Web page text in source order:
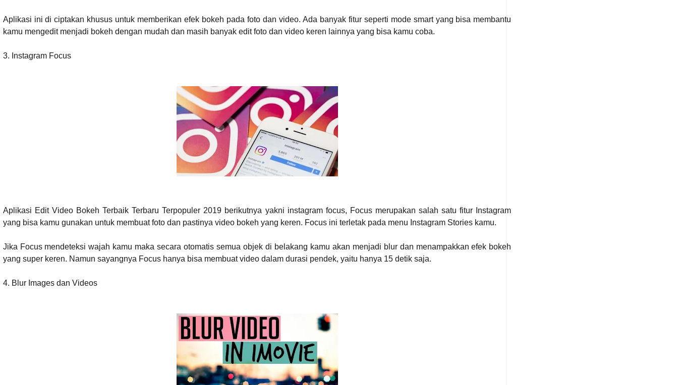
Aplikasi ini di ciptakan khusus untuk memberikan efek bokeh pada foto dan video. Ada banyak fitur seperti mode smart yang bisa membantu
kamu mengedit menjadi bokeh dengan mudah dan masih banyak edit foto dan video keren lainnya yang bisa kamu coba.
3. Instagram Focus
Aplikasi Edit Video Bokeh Terbaik Terbaru Terpopuler 2019 berikutnya yakni instagram focus, Focus merupakan salah satu fitur Instagram
yang bisa kamu gunakan untuk membuat foto dan pastinya video bokeh yang keren. Focus ini terletak pada menu Instagram Stories kamu.
Jika Focus mendeteksi wajah kamu maka secara otomatis semua objek di belakang kamu akan menjadi blur dan menampakkan efek bokeh
yang super keren. Namun sayangnya Focus hanya bisa membuat video dalam durasi pendek, yaitu hanya 15 detik saja.
4. Blur Images dan Videos